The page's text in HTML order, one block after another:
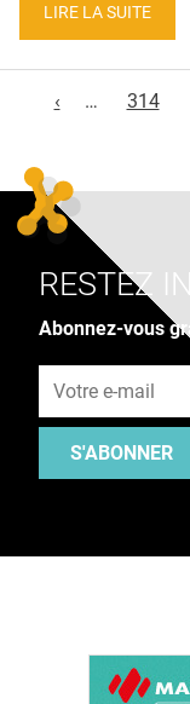
LIRE LA SUITE
‹
… 314
RESTEZ
Abonnez-vous
S'ABONNER